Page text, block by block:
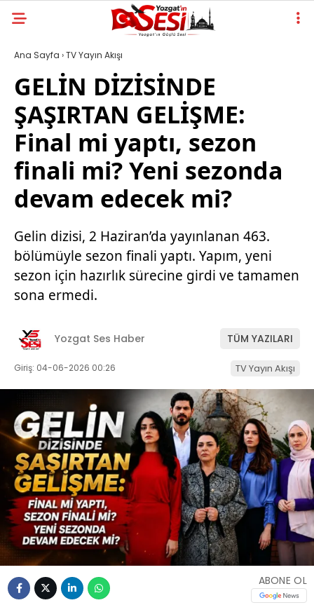
Ana Sayfa ›TV Yayın Akışı
GELİN DİZİSİNDE
ŞAŞIRTAN GELİŞME:
Final mi yaptı, sezon
finali mi? Yeni sezonda
devam edecek mi?
Gelin dizisi, 2 Haziran’da yayınlanan 463.
bölümüyle sezon finali yaptı. Yapım, yeni
sezon için hazırlık sürecine girdi ve tamamen
sona ermedi.
Yozgat Ses Haber TÜM YAZILARI
Giriş: 04-06-2026 00:26 TV Yayın Akışı
ABONE OL